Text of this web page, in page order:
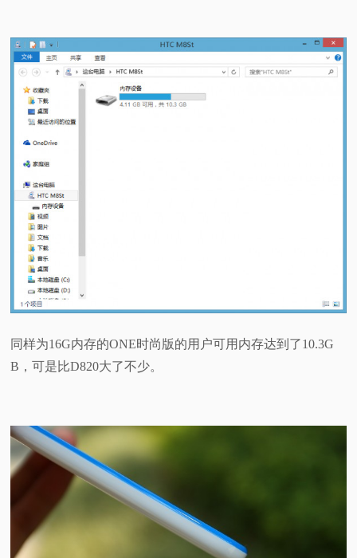
同样为16G内存的ONE时尚版的用户可用内存达到了10.3G
B，可是比D820大了不少。